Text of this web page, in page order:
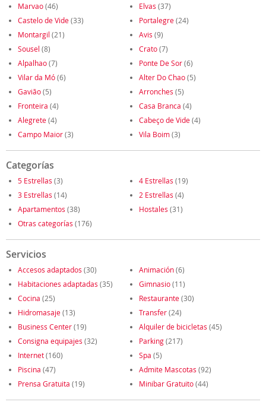
Marvao(46) Elvas (37)
Castelo de Vide(33) Portalegre(24)
Montargil (21) Avis (9)
Sousel (8) Crato(7)
Alpalhao(7) Ponte De Sor(6)
Vilar da Mó(6) Alter Do Chao(5)
Gavião(5) Arronches (5)
Fronteira (4) Casa Branca (4)
Alegrete(4) Cabeço de Vide(4)
Campo Maior(3) Vila Boim(3)
Categorías
5 Estrellas (3) 4 Estrellas (19)
3 Estrellas (14) 2 Estrellas (4)
Apartamentos (38) Hostales (31)
Otras categorías (176)
Servicios
Accesos adaptados (30) Animación(6)
Habitaciones adaptadas (35) Gimnasio(11)
Cocina (25) Restaurante(30)
Hidromasaje(13) Transfer(24)
Business Center(19) Alquiler de bicicletas (45)
Consigna equipajes (32) Parking(217)
Internet(160) Spa (5)
Piscina (47) Admite Mascotas (92)
Prensa Gratuita (19) Minibar Gratuito(44)